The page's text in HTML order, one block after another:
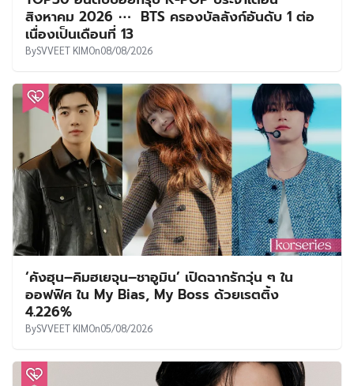
สิงหาคม 2026 ⋯ BTS ครองบัลลังก์อันดับ 1 ต่อ
เนื่องเป็นเดือนที่ 13
BySVVEET KIMOn08/08/2026
‘คังฮุน–คิมฮเยจุน–ชาอูมิน’ เปิดฉากรักวุ่น ๆ ใน
ออฟฟิศ ใน My Bias, My Boss ด้วยเรตติ้ง
4.226%
BySVVEET KIMOn05/08/2026